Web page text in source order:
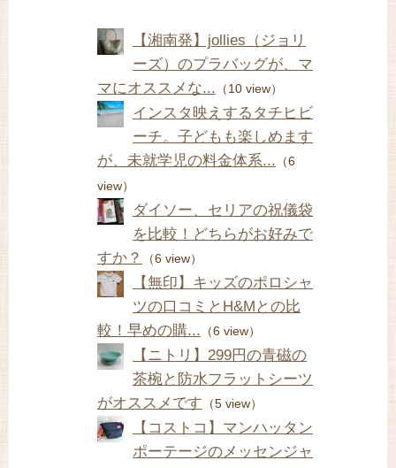
【湘南発】jollies（ジョリ
ーズ）のプラバッグが、マ
マにオススメな... （10 view）
インスタ映えするタチヒビ
ーチ。子どもも楽しめます
が、未就学児の料金体系... （6
view）
ダイソー、セリアの祝儀袋
を比較！どちらがお好みで
すか？
（6 view）
【無印】キッズのポロシャ
ツの口コミとH&Mとの比
較！早めの購... （6 view）
【ニトリ】299円の青磁の
茶椀と防水フラットシーツ
がオススメです （5 view）
【コストコ】マンハッタン
ポーテージのメッセンジャ